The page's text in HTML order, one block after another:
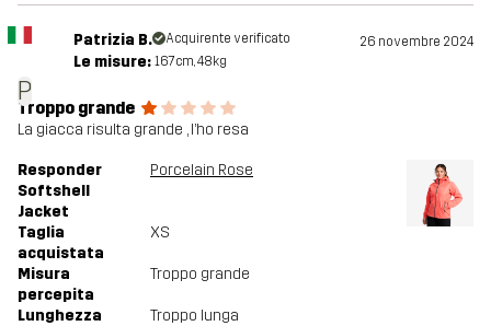
P
Patrizia B. Acquirente verificato 26 novembre 2024
Le misure: 167cm, 48kg
Troppo grande
La giacca risulta grande , l’ho resa
Responder
Softshell
Jacket
Porcelain Rose
Taglia
acquistata
XS
Misura
percepita
Troppo grande
Lunghezza Troppo lunga